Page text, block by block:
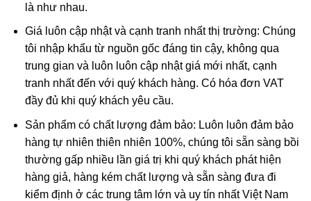
Thực ra, ngoài vàng bạc, trang sức nhẫn cưới, Tỳ Hưu còn
ăn cả các loài tà linh (các loài thú tà ác) khác. Chính vì thế,
nó còn có tên gọi là Tịch Tà (linh vật có khả năng trừ tà) và
Thiên Lộc (linh vật mang lại lộc trời). Sau hàng trăm thậm
chí hàng ngàn năm quan sát và kiểm chứng, các nhà
phong thủy đều công nhận rằng tỳ hưu thực sự là loài linh
vật cát tường có thể mang lại vận số giàu sang – tất nhiên
phải đi kèm với sự nỗ lực và cố gắng của bản thân người
sở hữu, bởi không ai có thể giàu có chỉ nhờ “ngồi mát ăn
bát vàng” hay “há miệng chờ sung rụng” cả.
là như nhau.
Giá luôn cập nhật và cạnh tranh nhất thị trường: Chúng
tôi nhập khẩu từ nguồn gốc đáng tin cậy, không qua
trung gian và luôn luôn cập nhật giá mới nhất, cạnh
tranh nhất đến với quý khách hàng. Có hóa đơn VAT
đầy đủ khi quý khách yêu cầu.
Sản phẩm có chất lượng đảm bảo: Luôn luôn đảm bảo
hàng tự nhiên thiên nhiên 100%, chúng tôi sẵn sàng bồi
thường gấp nhiều lần giá trị khi quý khách phát hiện
hàng giả, hàng kém chất lượng và sẵn sàng đưa đi
kiểm định ở các trung tâm lớn và uy tín nhất Việt Nam